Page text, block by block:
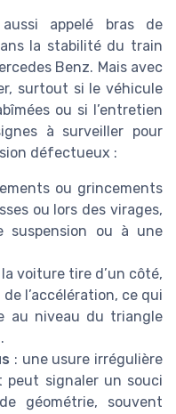
appelé bras de
la stabilité du train
Benz. Mais avec
surtout si le véhicule
ou si l’entretien
à surveiller pour
défectueux :
ou grincements
ou lors des virages,
suspension ou à une
la voiture tire d’un côté,
l’accélération, ce qui
au niveau du triangle
: une usure irrégulière
peut signaler un souci
géométrie, souvent